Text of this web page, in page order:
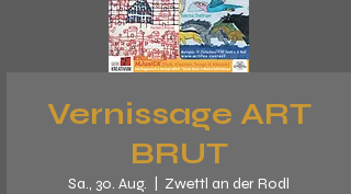
Vernissage ART
BRUT
Sa., 30. Aug. Zwettl an der Rodl